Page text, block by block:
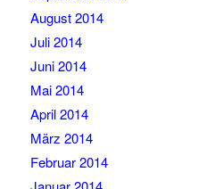
August 2014
Juli 2014
Juni 2014
Mai 2014
April 2014
März 2014
Februar 2014